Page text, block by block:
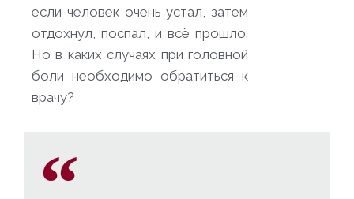
если человек очень устал, затем
отдохнул, поспал, и всё прошло.
Но в каких случаях при головной
боли необходимо обратиться к
врачу?